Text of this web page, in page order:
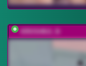
KROSHKA_N